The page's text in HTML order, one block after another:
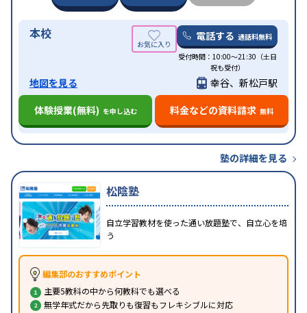
本校 電話する 通話料無料
受付時間：10:00～21:30（土日
祝も受付）
地図を見る
幸谷、新松戸駅
体験授業(無料) を申し込む 料金などの資料請求 無料
塾の詳細を見る
松陰塾
自立学習教材を使った通い放題塾で、自立心を培
う
編集部のおすすめポイント
主要5教科の中から何教科でも選べる
無学年式だから先取りも復習もフレキシブルに対応